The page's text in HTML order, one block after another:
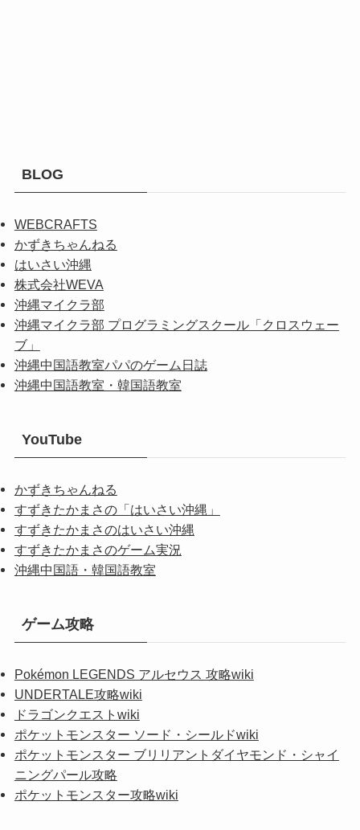
BLOG
WEBCRAFTS
かずきちゃんねる
はいさい沖縄
株式会社WEVA
沖縄マイクラ部
沖縄マイクラ部 プログラミングスクール「クロスウェー
ブ」
沖縄中国語教室パパのゲーム日誌
沖縄中国語教室・韓国語教室
YouTube
かずきちゃんねる
すずきたかまさの「はいさい沖縄」
すずきたかまさのはいさい沖縄
すずきたかまさのゲーム実況
沖縄中国語・韓国語教室
ゲーム攻略
Pokémon LEGENDS アルセウス 攻略wiki
UNDERTALE攻略wiki
ドラゴンクエストwiki
ポケットモンスター ソード・シールドwiki
ポケットモンスター ブリリアントダイヤモンド・シャイ
ニングパール攻略
ポケットモンスター攻略wiki